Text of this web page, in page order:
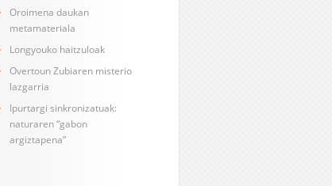
Oroimena daukan
metamateriala
Longyouko haitzuloak
Overtoun Zubiaren misterio
lazgarria
Ipurtargi sinkronizatuak:
naturaren “gabon
argiztapena”